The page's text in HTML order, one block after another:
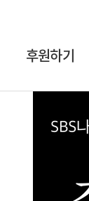
후원하기